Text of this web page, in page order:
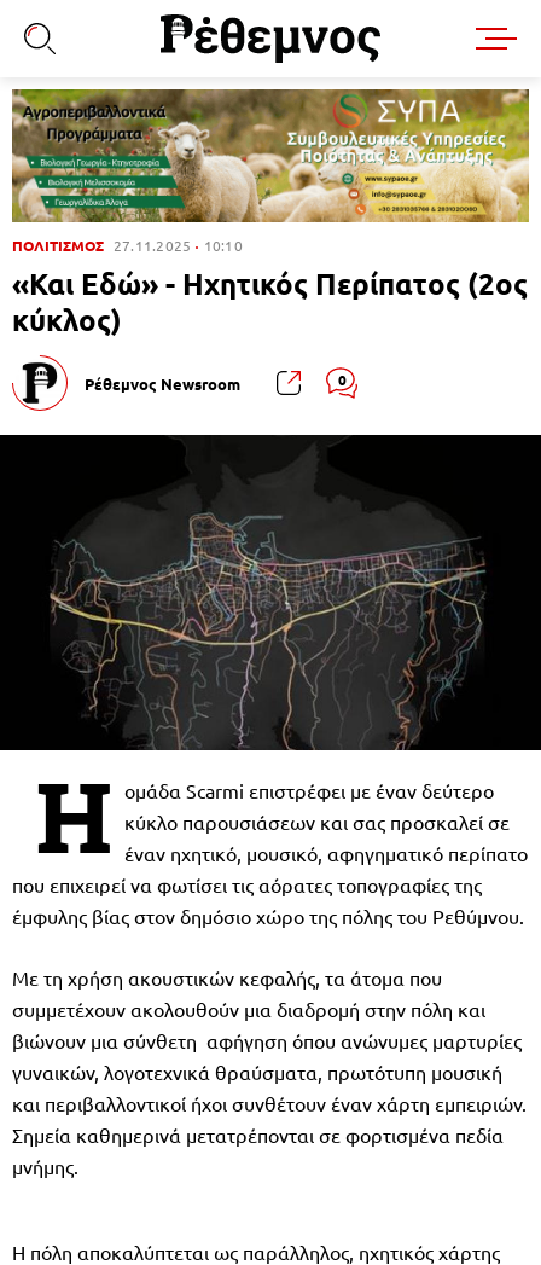
ΠΟΛΙΤΙΣΜΟΣ 27.11.2025 10:10
«Και Εδώ» - Ηχητικός Περίπατος (2ος
κύκλος)
Ρέθεμνος Newsroom 0
Η ομάδα Scarmi επιστρέφει με έναν δεύτερο
κύκλο παρουσιάσεων και σας προσκαλεί σε
έναν ηχητικό, μουσικό, αφηγηματικό περίπατο
που επιχειρεί να φωτίσει τις αόρατες τοπογραφίες της
έμφυλης βίας στον δημόσιο χώρο της πόλης του Ρεθύμνου.
Με τη χρήση ακουστικών κεφαλής, τα άτομα που
συμμετέχουν ακολουθούν μια διαδρομή στην πόλη και
βιώνουν μια σύνθετη αφήγηση όπου ανώνυμες μαρτυρίες
γυναικών, λογοτεχνικά θραύσματα, πρωτότυπη μουσική
και περιβαλλοντικοί ήχοι συνθέτουν έναν χάρτη εμπειριών.
Σημεία καθημερινά μετατρέπονται σε φορτισμένα πεδία
μνήμης.
Η πόλη αποκαλύπτεται ως παράλληλος, ηχητικός χάρτης